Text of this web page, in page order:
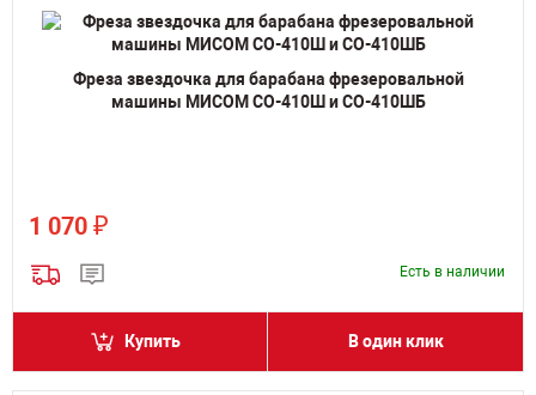
Фреза звездочка для барабана фрезеровальной
машины МИСОМ СО-410Ш и СО-410ШБ
1 070 ₽
Есть в наличии
Купить В один клик